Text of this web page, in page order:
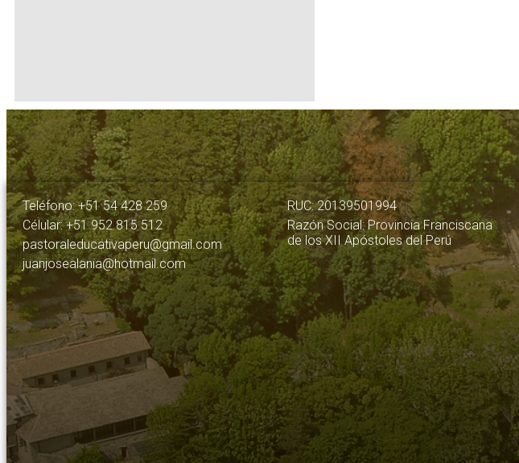
Teléfono: +51 54 428 259
Célular: +51 952 815 512
pastoraleducativaperu@gmail.com
juanjosealania@hotmail.com
RUC: 20139501994
Razón Social: Provincia Franciscana
de los XII Apóstoles del Perú